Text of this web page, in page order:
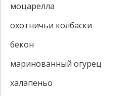
моцарелла
охотничьи колбаски
бекон
маринованный огурец
халапеньо